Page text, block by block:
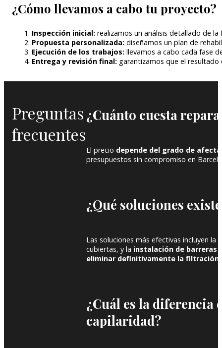
¿Cómo llevamos a cabo tu proyecto?
Inspección inicial: realizamos un análisis detallado de
Propuesta personalizada: diseñamos un plan de
Ejecución de los trabajos: llevamos a cabo cada fase
Entrega y revisión final: garantizamos que el
Preguntas
frecuentes
¿Cuánto cuesta
El precio depende del grado de
presupuestos sin compromiso en
¿Qué soluciones
Las soluciones más efectivas incluyen la
cubiertas, y la instalación de barreras
eliminar definitivamente la filtración
¿Cuál es la diferencia
capilaridad?